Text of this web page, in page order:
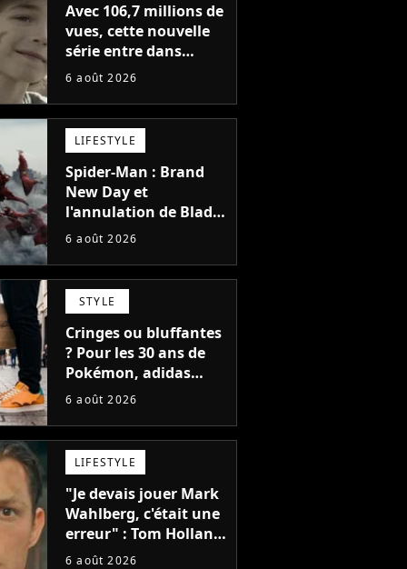
Avec 106,7 millions de
vues, cette nouvelle
série entre dans
l'histoire de Netflix en
6 août 2026
LIFESTYLE
Spider-Man : Brand
New Day et
l'annulation de Blade
montrent que Marvel
faire quoi que ce soit
de simple
6 août 2026
STYLE
Cringes ou bluffantes
? Pour les 30 ans de
Pokémon, adidas
dévoile une énorme
et je ne sais pas quoi
en penser
6 août 2026
LIFESTYLE
"Je devais jouer Mark
Wahlberg, c'était une
erreur" : Tom Holland,
la star de Spider-Man,
6 août 2026